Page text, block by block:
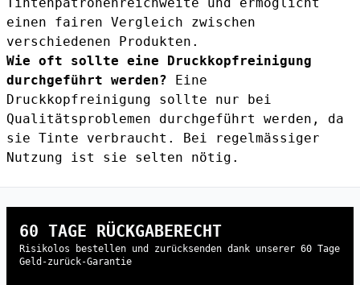
Tintenpatronenreichweite und ermöglicht
einen fairen Vergleich zwischen
verschiedenen Produkten.
Wie oft sollte eine Druckkopfreinigung
durchgeführt werden? Eine
Druckkopfreinigung sollte nur bei
Qualitätsproblemen durchgeführt werden, da
sie Tinte verbraucht. Bei regelmässiger
Nutzung ist sie selten nötig.
60 TAGE RÜCKGABERECHT
Risikolos bestellen und zurücksenden dank unserer 60 Tage
Geld-zurück-Garantie